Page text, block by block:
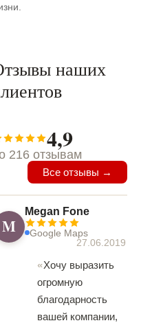
наших
4,9
216 отзывам
Все отзывы →
M
Megan Fone
Google Maps
27.06.2019
Хочу выразить
огромную
благодарность
вашей компании,